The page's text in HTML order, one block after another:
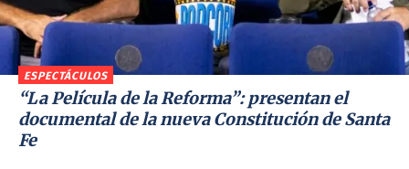
ESPECTÁCULOS
“La Película de la Reforma”: presentan el
documental de la nueva Constitución de Santa
Fe